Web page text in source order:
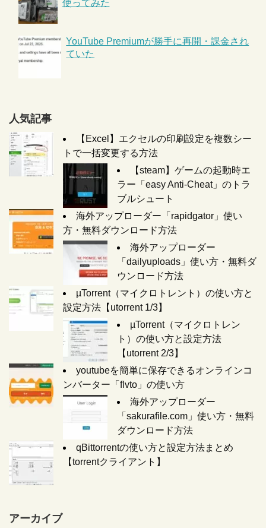
使ってみた
YouTube Premiumが勝手に再開・課金され
ていた
人気記事
【Excel】エクセルの印刷設定を複数シー
トで一括変更する方法
【steam】ゲームの起動時エ
ラー「easy Anti-Cheat」のトラ
ブルシュート
海外アップローダー「rapidgator」使い
方・無料ダウンロード方法
海外アップローダー
「dailyuploads」使い方・無料ダ
ウンロード方法
µTorrent（マイクロトレント）の使い方と
設定方法【utorrent 1/3】
µTorrent（マイクロトレン
ト）の使い方と設定方法
【utorrent 2/3】
youtubeを簡単に保存できるオンラインコ
ンバーター「flvto」の使い方
海外アップローダー
「sakurafile.com」使い方・無料
ダウンロード方法
qBittorrentの使い方と設定方法まとめ
【torrentクライアント】
アーカイブ